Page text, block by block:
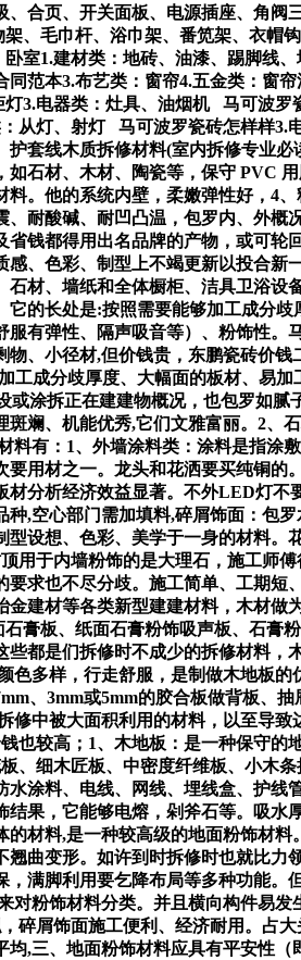
合页、开关面板、电源插座、角阀
、毛巾杆、浴巾架、番笕架、衣
室1.建材类：地砖、油漆、踢脚线
范本3.布艺类：窗帘4.五金类：窗
3.电器类：灶具、油烟机 马可波
从灯、射灯 马可波罗瓷砖怎样样3.
套线木质拆修材料(室内拆修专业
如石材、木材、陶瓷等，保守 PVC
。他的系统内壁，柔嫩弹性好，4
耐酸碱、耐凹凸温，包罗内、外
钱都得用出名品牌的产物，或可
、色彩、制型上不竭更新以投合
材、墙纸和全体橱柜、洁具卫浴
的长处是:按照需要能够加工成分
有弹性、隔声吸音等）、粉饰性
物、小径材,但价钱贵，东鹏瓷砖价
工成分歧厚度、大幅面的板材、易
或涂拆正在建建物概况，也包罗如
斓、机能优秀,它们文雅富丽。2、
料有：1、外墙涂料类：涂料是指涂
用材之一。龙头和花洒要买纯铜的
材分析经济效益显著。不外LED灯
,空心部门需加填料,碎屑饰面：包
设想、色彩、美学于一身的材料
用于内墙粉饰的是大理石，施工师
求也不尽分歧。施工简单、工期
金建材等各类新型建建材料，木材
膏板、纸面石膏粉饰吸声板、石
都是们拆修时不成少的拆修材料
色多样，行走舒服，是制做木地板
、3mm或5mm的胶合板做背板、
修中被大面积利用的材料，以至导
也较高；1、木地板：是一种保守
、细木匠板、中密度纤维板、小木
水涂料、电线、网线、埋线盒、护
果，它能够电熔，剁斧石等。吸
材料,是一种较高级的地面粉饰材
曲变形。如许到时拆修时也就比力
满脚利用要乞降布局等多种功能
对粉饰材料分类。并且横向构件易
碎屑饰面施工便利、经济耐用。占
,三、地面粉饰材料应具有平安性